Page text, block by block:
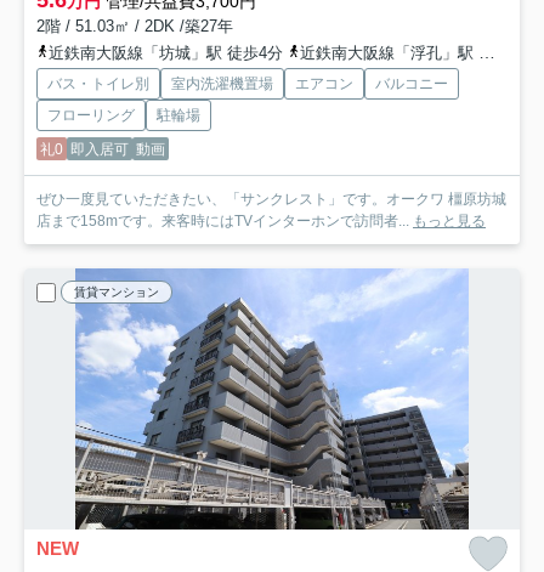
2階 / 51.03㎡ / 2DK /築27年
近鉄南大阪線「坊城」駅 徒歩4分
近鉄南大阪線「浮孔」駅 徒歩18分
バス・トイレ別 室内洗濯機置場 エアコン
バルコニー
フローリング
駐輪場
礼0 即入居可 動画
ぜひ一度見ていただきたい、「サンクレスト」です。オークワ 橿原坊城
店まで158mです。来客時にはTVインターホンで訪問者...
もっと見る
賃貸マンション
NEW